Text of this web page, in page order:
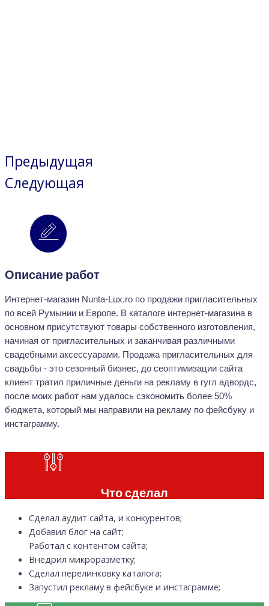
Предыдущая
Следующая
Описание работ
Интернет-магазин Nunta-Lux.ro по продажи пригласительных
по всей Румынии и Европе. В каталоге интернет-магазина в
основном присутствуют товары собственного изготовления,
начиная от пригласительных и заканчивая различными
свадебными аксессуарами. Продажа пригласительных для
свадьбы - это сезонный бизнес, до сеоптимизации сайта
клиент тратил приличные деньги на рекламу в гугл адвордс,
после моих работ нам удалось сэкономить более 50%
бюджета, который мы направили на рекламу по фейсбуку и
инстаграмму.
Что сделал
Сделал аудит сайта, и конкурентов;
Добавил блог на сайт;
Работал с контентом сайта;
Внедрил микроразметку;
Сделал перелинковку каталога;
Запустил рекламу в фейсбуке и инстаграмме;